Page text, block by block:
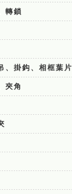
轉鎖
、掛鈎、相框葉片
夾角